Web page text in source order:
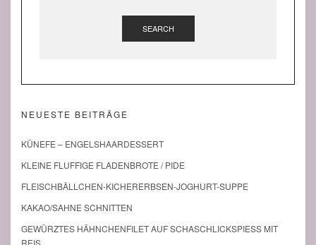
SEARCH
NEUESTE BEITRÄGE
KÜNEFE – ENGELSHAARDESSERT
KLEINE FLUFFIGE FLADENBROTE / PIDE
FLEISCHBÄLLCHEN-KICHERERBSEN-JOGHURT-SUPPE
KAKAO/SAHNE SCHNITTEN
GEWÜRZTES HÄHNCHENFILET AUF SCHASCHLICKSPIESS MIT R
EIS